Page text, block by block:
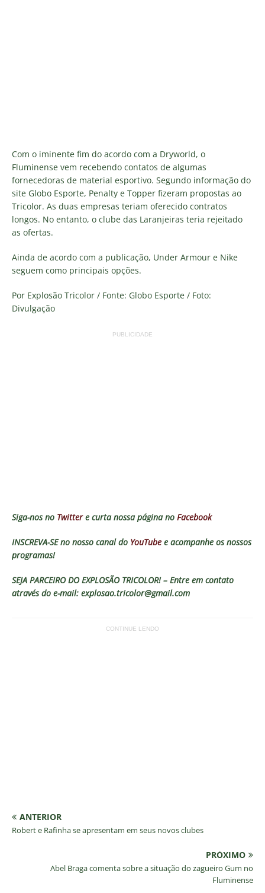
Com o iminente fim do acordo com a Dryworld, o
Fluminense vem recebendo contatos de algumas
fornecedoras de material esportivo. Segundo informação do
site Globo Esporte, Penalty e Topper fizeram propostas ao
Tricolor. As duas empresas teriam oferecido contratos
longos. No entanto, o clube das Laranjeiras teria rejeitado
as ofertas.
Ainda de acordo com a publicação, Under Armour e Nike
seguem como principais opções.
Por Explosão Tricolor / Fonte: Globo Esporte / Foto:
Divulgação
PUBLICIDADE
Siga-nos no Twittere curta nossa página no Facebook
INSCREVA-SE no nosso canal do YouTube e acompanhe os nossos
programas!
SEJA PARCEIRO DO EXPLOSÃO TRICOLOR! – Entre em contato
através do e-mail: explosao.tricolor@gmail.com
CONTINUE LENDO
ANTERIOR
Robert e Rafinha se apresentam em seus novos clubes
PRÓXIMO
Abel Braga comenta sobre a situação do zagueiro Gum no
Fluminense